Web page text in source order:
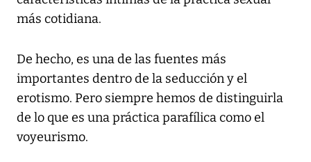
más cotidiana.
De hecho, es una de las fuentes más
importantes dentro de la seducción y el
erotismo. Pero siempre hemos de distinguirla
de lo que es una práctica parafílica como el
voyeurismo.